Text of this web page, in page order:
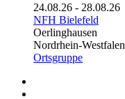
24.08.26 - 28.08.26
NFH Bielefeld
Oerlinghausen
Nordrhein-Westfalen
Ortsgruppe